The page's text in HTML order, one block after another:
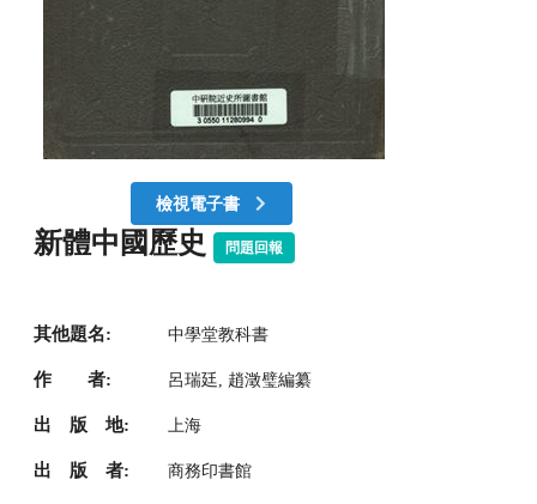
檢視電子書
新體中國歷史 問題回報
其他題名: 中學堂教科書
作 者: 呂瑞廷, 趙澂璧編纂
出 版 地: 上海
出 版 者: 商務印書館